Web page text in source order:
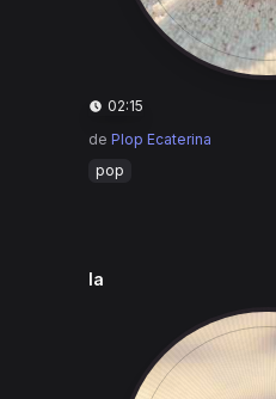
02:15
de Plop Ecaterina
pop
la